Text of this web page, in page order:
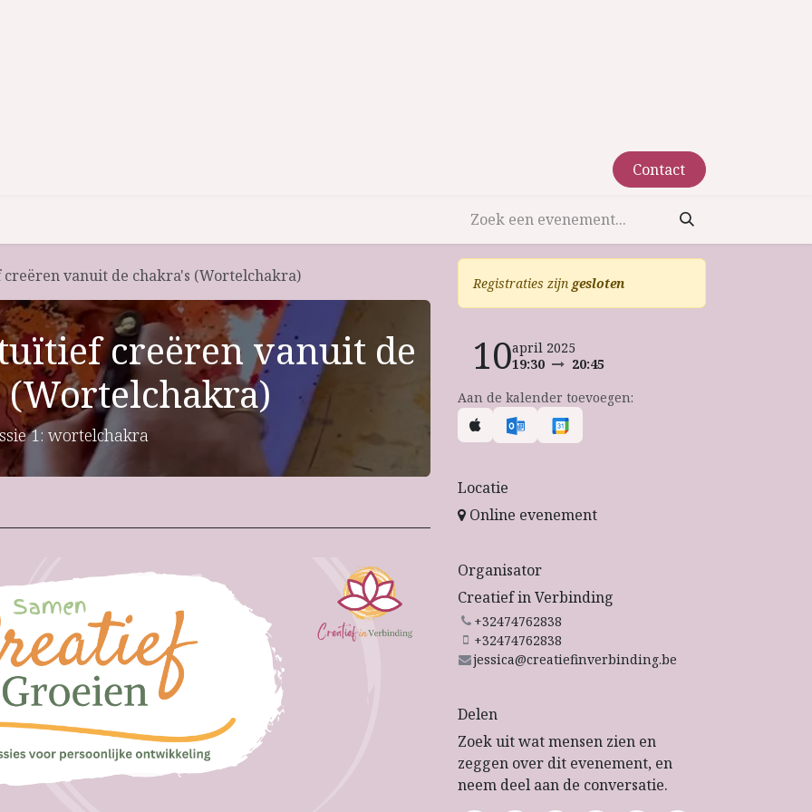
Contact​​
vanuit de chakra's (Wortelchakra)
creëren vanuit de
(Wortelchakra)
1: wortelchakra
Registraties zijn gesloten
10april 2025
19:30
20:45
Aan de kalender toevoegen:
Locatie
Online evenement
Organisator
Creatief in Verbinding
+32474762838
+32474762838
jessica@creatiefinverbinding.be
Delen
Zoek uit wat mensen zien en
zeggen over dit evenement, en
neem deel aan de conversatie.